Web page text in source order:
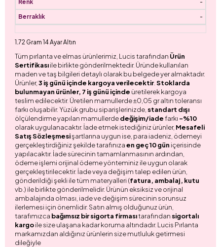
-
-
1.72 Gram 14 Ayar Altın
Tüm pırlanta ve elmas ürünlerimiz, Lucis tarafından Ürün
Sertifikasıile birlikte gönderilmektedir. Üründe kullanılan
maden ve taş bilgileri detaylı olarak bu belgede yer almaktadır.
Ürünler,3 iş günü içinde kargoya verilecektir. Stoklarda
bulunmayan ürünler, 7 iş günü içinde üretilerek kargoya
teslim edilecektir. Üretilen mamullerde ±0,05 gr altın toleransı
farkı oluşabilir. Yüzük grubu siparişlerinizde, standart dışı
ölçülendirme yapılan mamullerdedeğişim/iadefarkı -%10
olarak uygulanacaktır. İade etmek istediğiniz ürünler, Mesafeli
Satış Sözleşmesişartlarına uygun ise, para iadeniz, ödemeyi
gerçekleştirdiğiniz şekilde tarafınızaen geç 10 gün içerisinde
yapılacaktır. İade sürecinin tamamlanmasının ardından,
ödeme işlemi orijinal ödeme yönteminiz ile uygun olarak
gerçekleştirilecektir. İade veya değişim talep edilen ürün,
gönderildiği şekli ile tüm materyalleri (fatura, ambalaj, kutu
vb.) ile birlikte gönderilmelidir. Ürünün eksiksiz ve orijinal
ambalajında olması, iade ve değişim sürecinin sorunsuz
ilerlemesi için önemlidir. Satın almış olduğunuz ürün,
tarafımızca bağımsız bir sigorta firmasıtarafından sigortalı
kargoile size ulaşana kadar koruma altındadır. Lucis Pırlanta
markamızdan aldığınız ürünlerin size mutluluk getirmesi
dileğiyle